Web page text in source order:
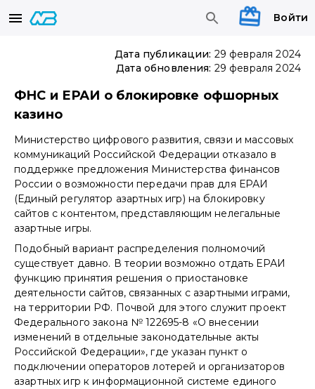
Войти
Дата публикации: 29 февраля 2024
Дата обновления: 29 февраля 2024
ФНС и ЕРАИ о блокировке офшорных
казино
Министерство цифрового развития, связи и массовых
коммуникаций Российской Федерации отказало в
поддержке предложения Министерства финансов
России о возможности передачи прав для ЕРАИ
(Единый регулятор азартных игр) на блокировку
сайтов с контентом, представляющим нелегальные
азартные игры.
Подобный вариант распределения полномочий
существует давно. В теории возможно отдать ЕРАИ
функцию принятия решения о приостановке
деятельности сайтов, связанных с азартными играми,
на территории РФ. Почвой для этого служит проект
Федерального закона № 122695-8 «О внесении
изменений в отдельные законодательные акты
Российской Федерации», где указан пункт о
подключении операторов лотерей и организаторов
азартных игр к информационной системе единого